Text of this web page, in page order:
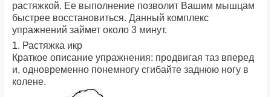
растяжкой. Ее выполнение позволит Вашим мышцам
быстрее восстановиться. Данный комплекс
упражнений займет около 3 минут.
1. Растяжка икр
Краткое описание упражнения: продвигая таз вперед
и, одновременно понемногу сгибайте заднюю ногу в
колене.